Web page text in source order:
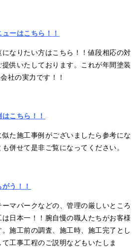
ーはこちら！！
なりたい方はこちら！！値段相応の対
供いたしております。これが年間塗装
社の実力です！！
こちら！！
た施工事例がございましたら参考にな
も併せて是非ご覧になってください。
う！！
マパークなどの、管理の厳しいところ
日本一！！腕自慢の職人たちがお客様
施工前の調査、施工時、施工完了とし
工事工程のご説明などもいたしま